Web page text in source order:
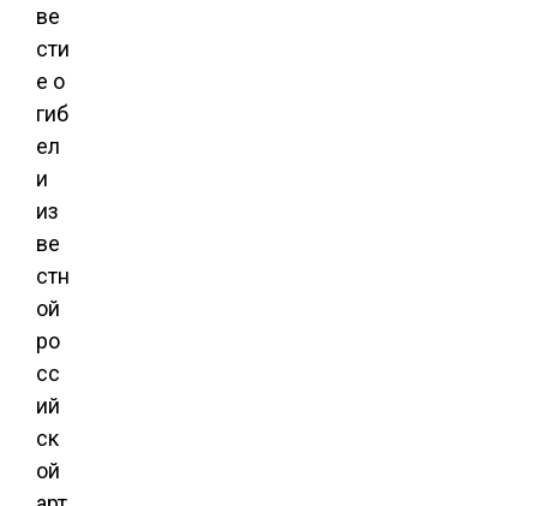
ве
сти
е о
гиб
ел
и
из
ве
стн
ой
ро
сс
ий
ск
ой